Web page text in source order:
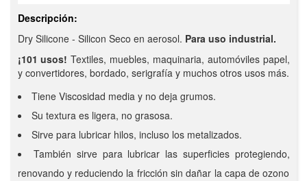
Descripción:
Dry Silicone - Silicon Seco en aerosol. Para uso industrial.
¡101 usos! Textiles, muebles, maquinaria, automóviles papel,
y convertidores, bordado, serigrafía y muchos otros usos más.
Tiene Viscosidad media y no deja grumos.
Su textura es ligera, no grasosa.
Sirve para lubricar hilos, incluso los metalizados.
También sirve para lubricar las superficies protegiendo,
renovando y reduciendo la fricción sin dañar la capa de ozono